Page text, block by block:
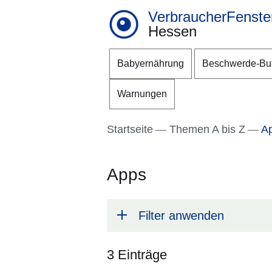
Direkt zum Kopf der
Direkt zum Inhalt
Direkt zum Fuß der
Hessen
Babyernährung Beschwerde-
Warnungen
Startseite Themen A bis Z
Apps
Filter anwenden
3 Einträge